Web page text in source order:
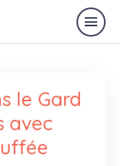
le Gard
avec